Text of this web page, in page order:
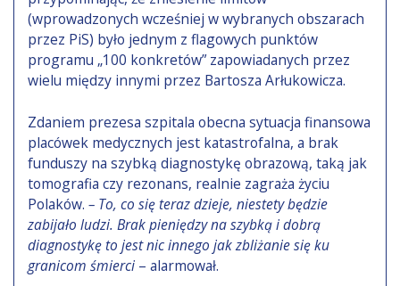
(wprowadzonych wcześniej w wybranych obszarach
przez PiS) było jednym z flagowych punktów
programu „100 konkretów” zapowiadanych przez
wielu między innymi przez Bartosza Arłukowicza.
Zdaniem prezesa szpitala obecna sytuacja finansowa
placówek medycznych jest katastrofalna, a brak
funduszy na szybką diagnostykę obrazową, taką jak
tomografia czy rezonans, realnie zagraża życiu
Polaków. – To, co się teraz dzieje, niestety będzie
zabijało ludzi. Brak pieniędzy na szybką i dobrą
diagnostykę to jest nic innego jak zbliżanie się ku
granicom śmierci – alarmował.